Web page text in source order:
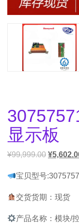
显示板
¥99,999.00 ¥
宝贝型号
交货货期：现货
产品名称：模块/